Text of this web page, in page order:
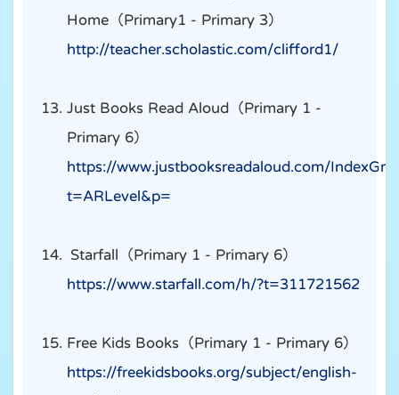
Home（Primary1 - Primary 3）
http://teacher.scholastic.com/clifford1/
Just Books Read Aloud（Primary 1 -
Primary 6）
https://www.justbooksreadaloud.com/
t=ARLevel&p=
Starfall（Primary 1 - Primary 6）
https://www.starfall.com/h/?t=311721562
Free Kids Books（Primary 1 - Primary 6）
https://freekidsbooks.org/subject/english-